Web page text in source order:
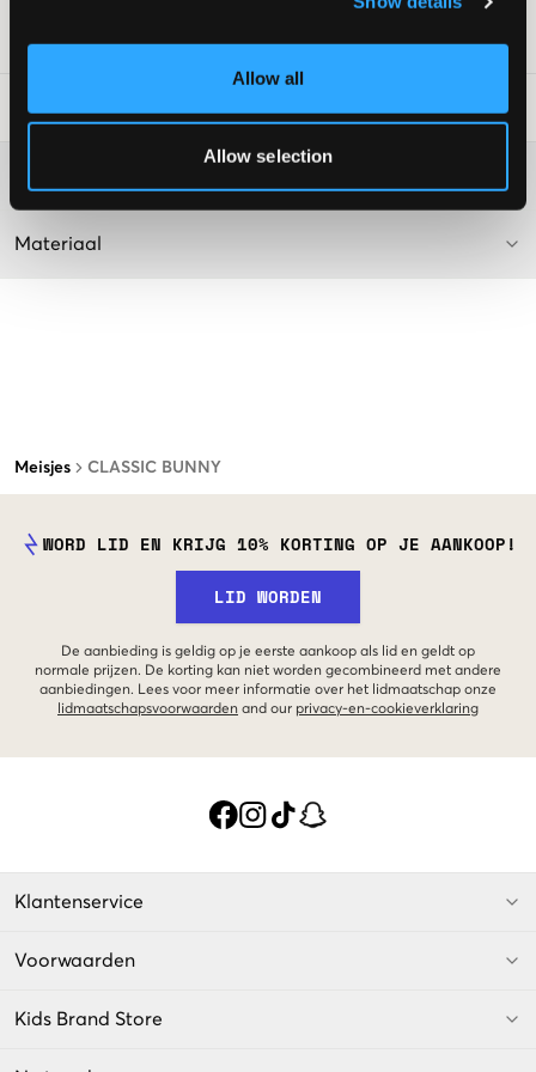
Allow all
Allow selection
Meisjes CLASSIC BUNNY
SKU:123194-003
Laundry Advice
Materiaal
WORD LID EN KRIJG 10% KORTING OP JE AANKOOP!
LID WORDEN
De aanbieding is geldig op je eerste aankoop als lid en geldt op
normale prijzen. De korting kan niet worden gecombineerd met andere
aanbiedingen. Lees voor meer informatie over het lidmaatschap onze
lidmaatschapsvoorwaarden and our privacy-en-cookieverklaring
Klantenservice
Voorwaarden
Kids Brand Store